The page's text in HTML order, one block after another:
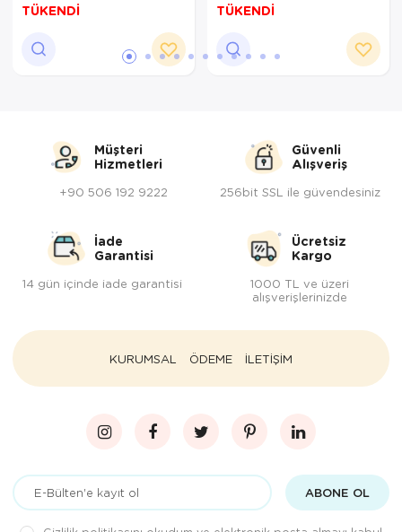
TÜKENDİ TÜKENDİ
Müşteri
Hizmetleri
+90 506 192 9222
Güvenli
Alışveriş
256bit SSL ile güvendesiniz
İade
Garantisi
14 gün içinde iade garantisi
Ücretsiz
Kargo
1000 TL ve üzeri
alışverişlerinizde
KURUMSAL ÖDEME İLETİŞİM
ABONE OL